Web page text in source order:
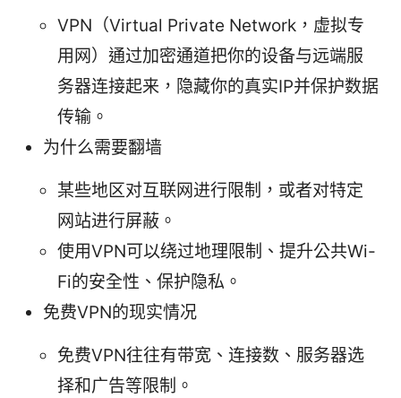
VPN（Virtual Private Network，虚拟专
用网）通过加密通道把你的设备与远端服
务器连接起来，隐藏你的真实IP并保护数据
传输。
为什么需要翻墙
某些地区对互联网进行限制，或者对特定
网站进行屏蔽。
使用VPN可以绕过地理限制、提升公共Wi-
Fi的安全性、保护隐私。
免费VPN的现实情况
免费VPN往往有带宽、连接数、服务器选
择和广告等限制。